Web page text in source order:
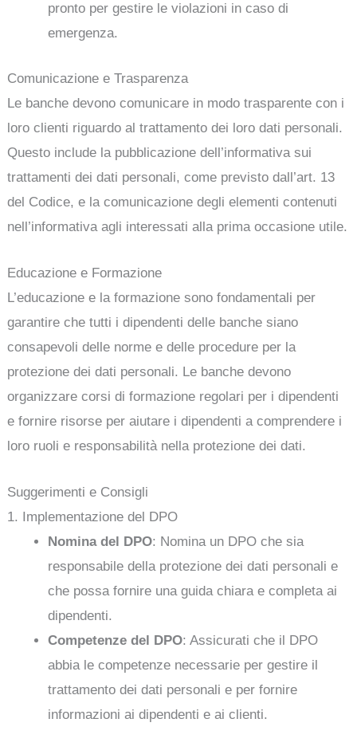
pronto per gestire le violazioni in caso di
emergenza.
Comunicazione e Trasparenza
Le banche devono comunicare in modo trasparente con i
loro clienti riguardo al trattamento dei loro dati personali.
Questo include la pubblicazione dell’informativa sui
trattamenti dei dati personali, come previsto dall’art. 13
del Codice, e la comunicazione degli elementi contenuti
nell’informativa agli interessati alla prima occasione utile.
Educazione e Formazione
L’educazione e la formazione sono fondamentali per
garantire che tutti i dipendenti delle banche siano
consapevoli delle norme e delle procedure per la
protezione dei dati personali. Le banche devono
organizzare corsi di formazione regolari per i dipendenti
e fornire risorse per aiutare i dipendenti a comprendere i
loro ruoli e responsabilità nella protezione dei dati.
Suggerimenti e Consigli
1. Implementazione del DPO
Nomina del DPO: Nomina un DPO che sia
responsabile della protezione dei dati personali e
che possa fornire una guida chiara e completa ai
dipendenti.
Competenze del DPO: Assicurati che il DPO
abbia le competenze necessarie per gestire il
trattamento dei dati personali e per fornire
informazioni ai dipendenti e ai clienti.